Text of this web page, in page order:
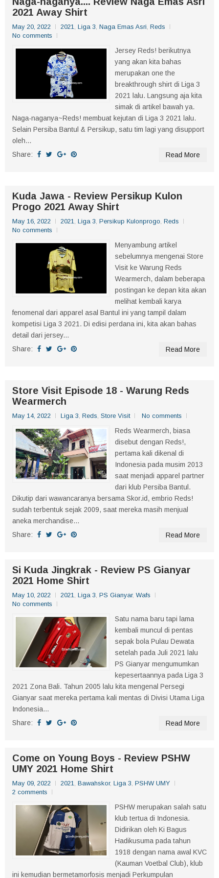
2021 Away Shirt
May 20, 2022 2021 Liga 3 Naga Emas Asri Reds
No comments
Jersey Reds! berikutnya
yang akan kita bahas
merupakan one the
breakthrough shirt di Liga 3
2021 lalu. Langsung aja kita
simak di artikel bawah ya.
Naga-naganya~Reds! membuat kejutan di Liga 3 2021 lalu.
Selain Persiba Bantul & Persikup, satu tim lagi yang disupport
oleh...
Share:
Read More
Kuda Jawa - Review Persikup Kulon
Progo 2021 Away Shirt
May 16, 2022 2021 Liga 3 Persikup Kulonprogo Reds
No comments
Menyambung artikel
sebelumnya mengenai Store
Visit ke Warung Reds
Wearmerch, dalam beberapa
postingan ke depan kita akan
melihat kembali karya
fenomenal dari apparel asal Bantul ini yang tampil dalam
kompetisi Liga 3 2021. Di edisi perdana ini, kita akan bahas
detail dari jersey...
Share:
Read More
Store Visit Episode 18 - Warung Reds
Wearmerch
May 14, 2022 Liga 3 Reds Store Visit No comments
Reds Wearmerch, biasa
disebut dengan Reds!,
pertama kali dikenal di
Indonesia pada musim 2013
saat menjadi apparel partner
dari klub Persiba Bantul.
Dikutip dari wawancaranya bersama Skor.id, embrio Reds!
sudah terbentuk sejak 2009, saat mereka masih menjual
aneka merchandise...
Share:
Read More
Si Kuda Jingkrak - Review PS Gianyar
2021 Home Shirt
May 10, 2022 2021 Liga 3 PS Gianyar, Wafs
No comments
Satu nama baru tapi lama
kembali muncul di pentas
sepak bola Pulau Dewata
setelah pada Juli 2021 lalu
PS Gianyar mengumumkan
kepesertaannya pada Liga 3
2021 Zona Bali. Tahun 2005 lalu kita mengenal Persegi
Gianyar saat mereka pertama kali mentas di Divisi Utama Liga
Indonesia...
Share:
Read More
Come on Young Boys - Review PSHW
UMY 2021 Home Shirt
May 09, 2022 2021 Bawahskor, Liga 3 PSHW UMY
2 comments
PSHW merupakan salah satu
klub tertua di Indonesia.
Didirikan oleh Ki Bagus
Hadikusuma pada tahun
1918 dengan nama awal KVC
(Kauman Voetbal Club), klub
ini kemudian bermetamorfosis menjadi Perkumpulan